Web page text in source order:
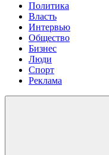
Политика
Власть
Интервью
Общество
Бизнес
Люди
Спорт
Реклама